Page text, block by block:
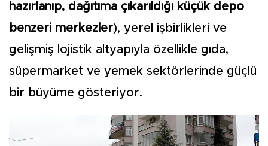
hazırlanıp, dağıtıma çıkarıldığı küçük depo
benzeri merkezler), yerel işbirlikleri ve
gelişmiş lojistik altyapıyla özellikle gıda,
süpermarket ve yemek sektörlerinde güçlü
bir büyüme gösteriyor.